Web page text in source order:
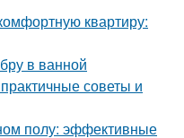
квартиру:
в ванной
советы и
полу: эффективные